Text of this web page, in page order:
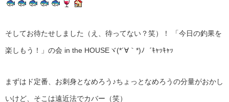
そしてお待たせしました（え、待ってない？笑）！ 「今日の釣果を
楽しもう！」の会 in the HOUSEヾ(*´∀｀*)ﾉ゛ｷｬｯｷｬｯ
まずはド定番、お刺身となめろう♪ちょっとなめろうの分量がおかし
いけど、そこは遠近法でカバー（笑）